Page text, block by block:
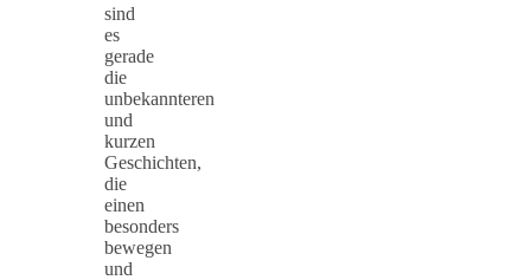
sind
es
gerade
die
unbekannteren
und
kurzen
Geschichten,
die
einen
besonders
bewegen
und